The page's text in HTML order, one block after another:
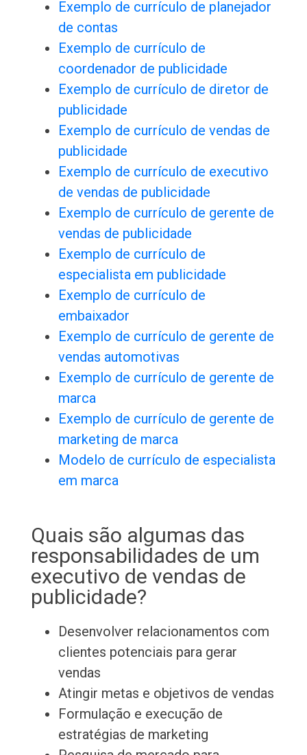
Exemplo de currículo de planejador
de contas
Exemplo de currículo de
coordenador de publicidade
Exemplo de currículo de diretor de
publicidade
Exemplo de currículo de vendas de
publicidade
Exemplo de currículo de executivo
de vendas de publicidade
Exemplo de currículo de gerente de
vendas de publicidade
Exemplo de currículo de
especialista em publicidade
Exemplo de currículo de
embaixador
Exemplo de currículo de gerente de
vendas automotivas
Exemplo de currículo de gerente de
marca
Exemplo de currículo de gerente de
marketing de marca
Modelo de currículo de especialista
em marca
Quais são algumas das
responsabilidades de um
executivo de vendas de
publicidade?
Desenvolver relacionamentos com
clientes potenciais para gerar
vendas
Atingir metas e objetivos de vendas
Formulação e execução de
estratégias de marketing